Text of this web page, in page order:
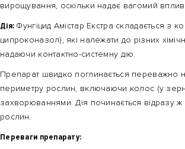
вирощування, оскільки надає вагомий
Дія: Фунгіцид Амістар Екстра складається з
ципроконазол), які належати до різних
надаючи контактно-системну дію.
Препарат швидко поглинається переважно
периметру рослин, включаючи колос (у
захворюваннями. Дія починається відразу
рослин.
Переваги препарату: